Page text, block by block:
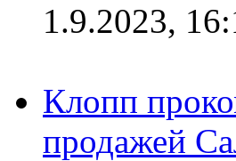
1.9.2023,
Клопп
продажей